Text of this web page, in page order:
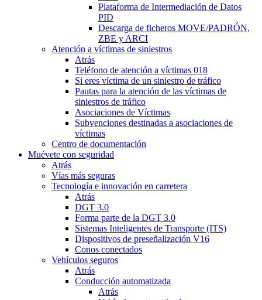
Plataforma de Intermediación de Datos
PID
Descarga de ficheros MOVE/PADRÓN,
ZBE y ARCI
Atención a víctimas de siniestros
Atrás
Teléfono de atención a víctimas 018
Si eres víctima de un siniestro de tráfico
Pautas para la atención de las víctimas de
siniestros de tráfico
Asociaciones de Víctimas
Subvenciones destinadas a asociaciones de
víctimas
Centro de documentación
Muévete con seguridad
Atrás
Vías más seguras
Tecnología e innovación en carretera
Atrás
DGT 3.0
Forma parte de la DGT 3.0
Sistemas Inteligentes de Transporte (ITS)
Dispositivos de preseñalización V16
Conos conectados
Vehículos seguros
Atrás
Conducción automatizada
Atrás